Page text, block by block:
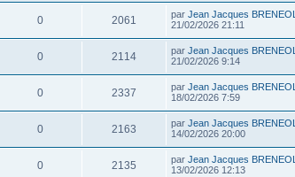
0 2061 par Jean Jacques BRENEOL
21/02/2026 21:11
0 2114 par Jean Jacques BRENEOL
21/02/2026 9:14
0 2337 par Jean Jacques BRENEOL
18/02/2026 7:59
0 2163 par Jean Jacques BRENEOL
14/02/2026 20:00
0 2135 par Jean Jacques BRENEOL
13/02/2026 12:13